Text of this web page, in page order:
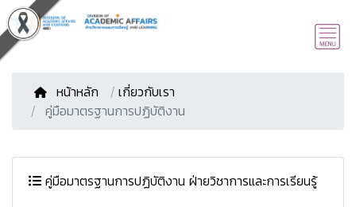
หน้าหลัก / เกี่ยวกับเรา
คู่มือมาตรฐานการปฏิบัติงาน
คู่มือมาตรฐานการปฏิบัติงาน ฝ่ายวิชาการและการเรียนรู้